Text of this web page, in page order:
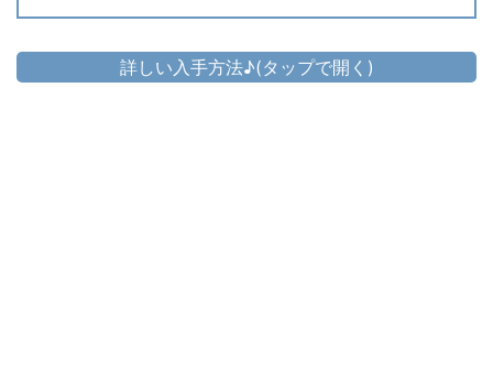
詳しい入手方法♪(タップで開く)